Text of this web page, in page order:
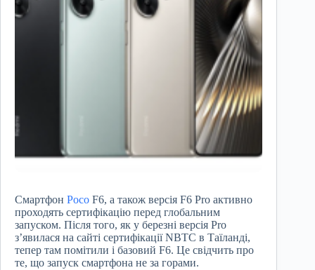
Смартфон Poco F6, а також версія F6 Pro активно
проходять сертифікацію перед глобальним
запуском. Після того, як у березні версія Pro
з’явилася на сайті сертифікації NBTC в Таїланді,
тепер там помітили і базовий F6. Це свідчить про
те, що запуск смартфона не за горами.